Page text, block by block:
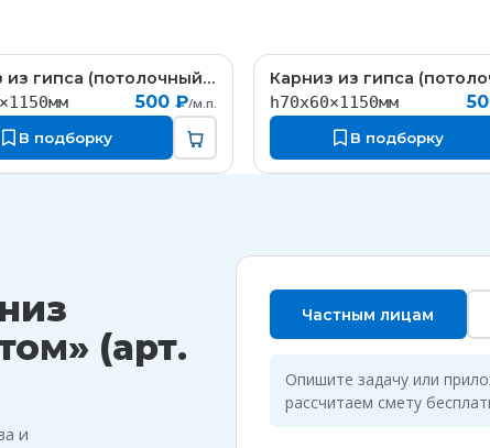
КT323Карниз из гипса (потолочный плинтус) (h70x60мм)
500 ₽/м.п.
В подборку
h70x60×1150мм
В подборку
(арт.
и
Частным лицам
Опишите задачу или
рассчитаем смету